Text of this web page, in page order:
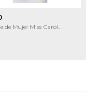
de Mujer Miss Carol